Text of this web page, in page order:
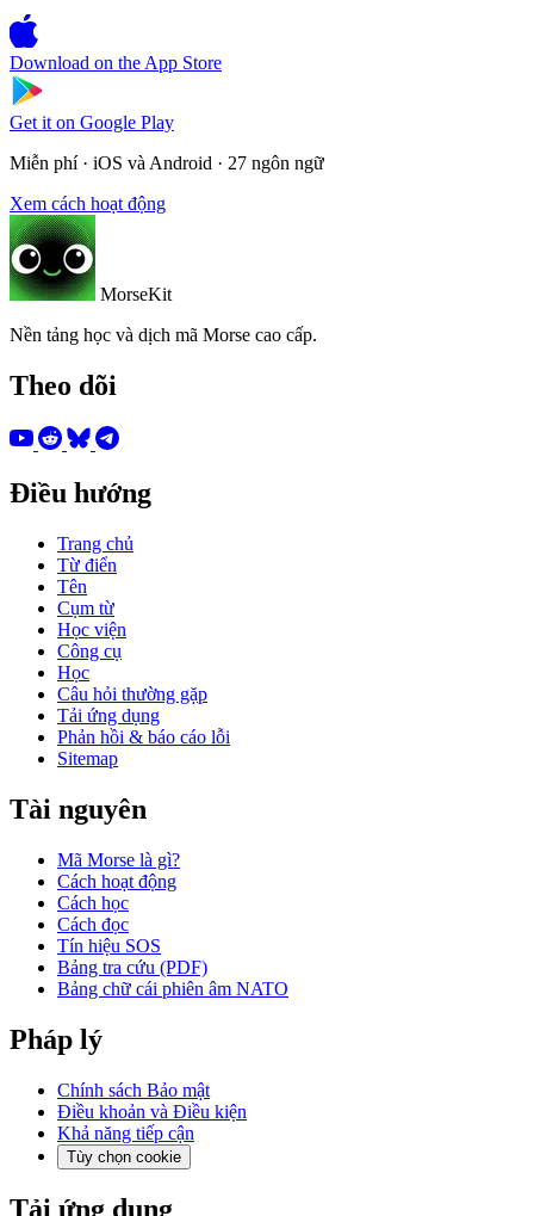
Download on the App Store
Get it on Google Play
Miễn phí · iOS và Android · 27 ngôn ngữ
Xem cách hoạt động
MorseKit
Nền tảng học và dịch mã Morse cao cấp.
Theo dõi
Điều hướng
Trang chủ
Từ điển
Tên
Cụm từ
Học viện
Công cụ
Học
Câu hỏi thường gặp
Tải ứng dụng
Phản hồi & báo cáo lỗi
Sitemap
Tài nguyên
Mã Morse là gì?
Cách hoạt động
Cách học
Cách đọc
Tín hiệu SOS
Bảng tra cứu (PDF)
Bảng chữ cái phiên âm NATO
Pháp lý
Chính sách Bảo mật
Điều khoản và Điều kiện
Khả năng tiếp cận
Tùy chọn cookie
Tải ứng dụng